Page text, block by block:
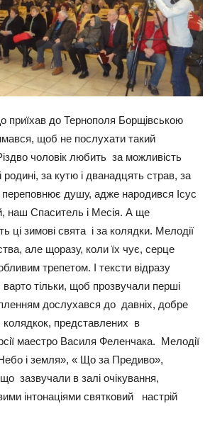
приїхав до Тернополя Борщівською
щоб не послухати такий
чоловік любить за можливість
родині, за кутю і дванадцять страв, за
переповнює душу, адже народився Ісус
наш Спаситель і Месія. А ще
ці зимові свята і за колядки. Мелодії
але щоразу, коли їх чує, серце
трепетом. І тексти відразу
варто тільки, щоб прозвучали перші
дослухався до давніх, добре
представлених в
маестро Василя Феленчака. Мелодії
і земля», « Що за Предиво»,
зазвучали в залі очікування,
інтонаціями святковий настрій